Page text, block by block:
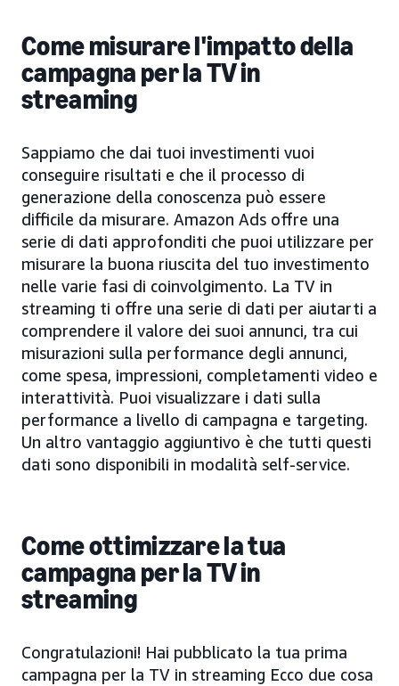
Come misurare l'impatto della
campagna per la TV in
streaming
Sappiamo che dai tuoi investimenti vuoi
conseguire risultati e che il processo di
generazione della conoscenza può essere
difficile da misurare. Amazon Ads offre una
serie di dati approfonditi che puoi utilizzare per
misurare la buona riuscita del tuo investimento
nelle varie fasi di coinvolgimento. La TV in
streaming ti offre una serie di dati per aiutarti a
comprendere il valore dei suoi annunci, tra cui
misurazioni sulla performance degli annunci,
come spesa, impressioni, completamenti video e
interattività. Puoi visualizzare i dati sulla
performance a livello di campagna e targeting.
Un altro vantaggio aggiuntivo è che tutti questi
dati sono disponibili in modalità self-service.
Come ottimizzare la tua
campagna per la TV in
streaming
Congratulazioni! Hai pubblicato la tua prima
campagna per la TV in streaming Ecco due cosa